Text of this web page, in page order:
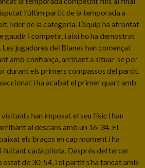
l’últim partit de la temporada a
líder de la categoria. L’equip ha afrontat
gaudir i competir, i així ho ha demostrat
jugadores del Blanes han començat
amb confiança, arribant a situar-se per
durant els primers compassos del partit.
i ha acabat el primer quart amb
han imposat el seu físic i han
al descans amb un 16-34. El
els braços en cap moment i ha
cada pilota. Després del tercer
estat de 30-54, i el partit s’ha tancat amb